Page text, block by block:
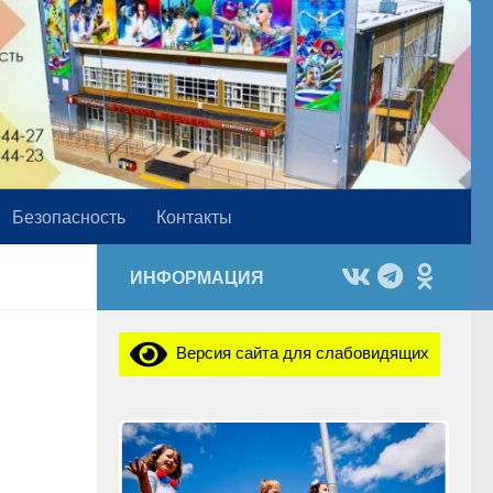
Безопасность Контакты
ИНФОРМАЦИЯ
Версия сайта для слабовидящих